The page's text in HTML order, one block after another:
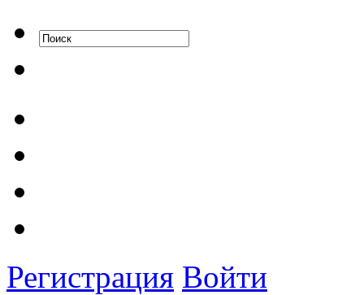
Регистрация Войти